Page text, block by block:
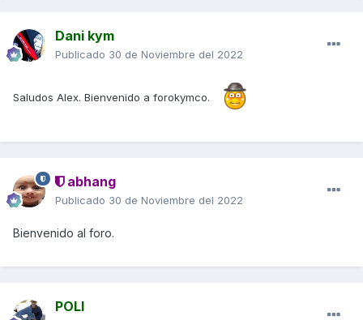
Dani kym
Publicado 30 de Noviembre del 2022
Saludos Alex. Bienvenido a forokymco.
abhang
Publicado 30 de Noviembre del 2022
Bienvenido al foro.
POLI